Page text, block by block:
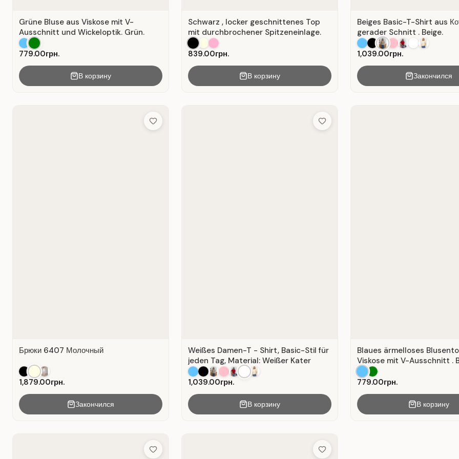
Grüne Bluse aus Viskose mit V-
Ausschnitt und Wickeloptik. Grün.
779.00грн.
В корзину
Schwarz , locker geschnittenes Top
mit durchbrochener Spitzeneinlage.
839.00грн.
В корзину
Beiges Basic-T-Shirt aus
gerader Schnitt . Beige.
1,039.00грн.
Закончился
Add to Wish List
Брюки 6407 Молочный
1,879.00грн.
Закончился
Add to Wish List
Weißes Damen-T - Shirt, Basic-Stil für
jeden Tag, Material: Weißer Kater
1,039.00грн.
В корзину
Blaues ärmelloses
Viskose mit V-Ausschnitt .
779.00грн.
В корзину
Add to Wish List Add to Wish List